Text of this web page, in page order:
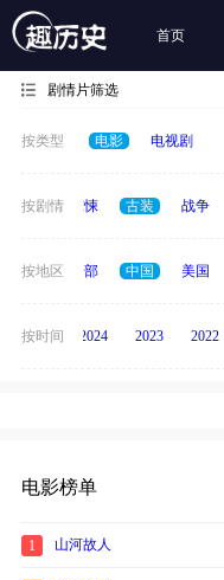
首页
剧情片筛选
按类型 电影 电视剧
按剧情
动画 惊悚 古装 战争
按地区 全部 中国 美国
按时间
2025 2024 2023 2022
电影榜单
1 山河故人